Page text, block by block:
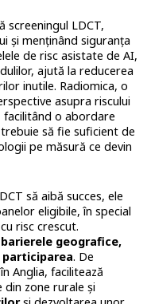
screeningul LDCT,
și menținând siguranța
de risc asistate de AI,
ajută la reducerea
inutile. Radiomica, o
asupra riscului
facilitând o abordare
să fie suficient de
pe măsură ce devin
să aibă succes, ele
eligibile, în special
risc crescut.
geografice,
. De
Anglia, facilitează
din zone rurale și